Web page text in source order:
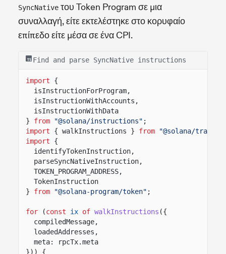
SyncNative του Token Program σε μια
συναλλαγή, είτε εκτελέστηκε στο κορυφαίο
επίπεδο είτε μέσα σε ένα CPI.
Find and parse SyncNative instructions
import
{
isInstructionForProgram,
isInstructionWithAccounts,
isInstructionWithData
}
from "@solana/instructions" ;
import
{ walkInstructions } from
"@solana/
import
{
identifyTokenInstruction,
parseSyncNativeInstruction,
TOKEN_PROGRAM_ADDRESS,
TokenInstruction
}
from "@solana-program/token" ;
for (const ix of walkInstructions ({
compiledMessage,
loadedAddresses,
meta: rpcTx.meta
})) {